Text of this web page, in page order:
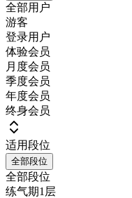
全部用户
游客
登录用户
体验会员
月度会员
季度会员
年度会员
终身会员
适用段位
全部段位
全部段位
练气期1层